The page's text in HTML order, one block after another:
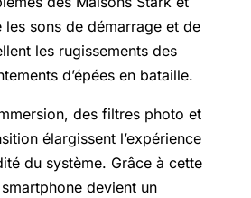
les sons de démarrage et de
les rugissements des
d’épées en bataille.
des filtres photo et
élargissent l’expérience
du système. Grâce à cette
devient un